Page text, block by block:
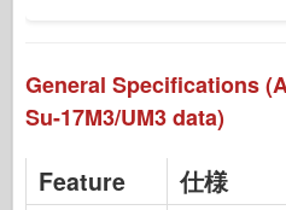
General Specifications
Su-17M3/UM3 data)
Feature
仕様